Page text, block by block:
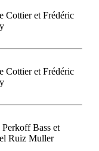
Cottier et Frédéric
Cottier et Frédéric
Perkoff Bass et
Ruiz Muller